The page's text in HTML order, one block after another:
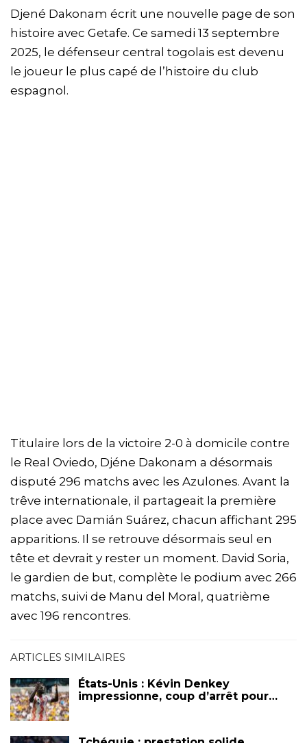
Djené Dakonam écrit une nouvelle page de son
histoire avec Getafe. Ce samedi 13 septembre
2025, le défenseur central togolais est devenu
le joueur le plus capé de l’histoire du club
espagnol.
Titulaire lors de la victoire 2-0 à domicile contre
le Real Oviedo, Djéne Dakonam a désormais
disputé 296 matchs avec les Azulones. Avant la
trêve internationale, il partageait la première
place avec Damián Suárez, chacun affichant 295
apparitions. Il se retrouve désormais seul en
tête et devrait y rester un moment. David Soria,
le gardien de but, complète le podium avec 266
matchs, suivi de Manu del Moral, quatrième
avec 196 rencontres.
ARTICLES SIMILAIRES
États-Unis : Kévin Denkey
impressionne, coup d’arrêt pour…